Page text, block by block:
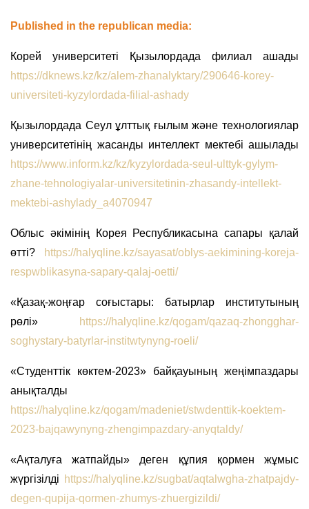
Published in the republican media:
Корей университеті Қызылордада филиал ашады
https://dknews.kz/kz/alem-zhanalyktary/290646-korey-
universiteti-kyzylordada-filial-ashady
Қызылордада Сеул ұлттық ғылым және технологиялар
университетінің жасанды интеллект мектебі ашылады
https://www.inform.kz/kz/kyzylordada-seul-ulttyk-gylym-
zhane-tehnologiyalar-universitetinin-zhasandy-intellekt-
mektebi-ashylady_a4070947
Облыс әкімінің Корея Республикасына сапары қалай
өтті?
https://halyqline.kz/sayasat/oblys-aekimining-koreja-
respwblikasyna-sapary-qalaj-oetti/
«Қазақ-жоңғар соғыстары: батырлар институтының
рөлі»
https://halyqline.kz/qogam/qazaq-zhongghar-
soghystary-batyrlar-institwtynyng-roeli/
«Студенттік көктем-2023» байқауының жеңімпаздары
анықталды
https://halyqline.kz/qogam/madeniet/stwdenttik-koektem-
2023-bajqawynyng-zhengimpazdary-anyqtaldy/
«Ақталуға жатпайды» деген құпия қормен жұмыс
жүргізілді https://halyqline.kz/sugbat/aqtalwgha-zhatpajdy-
degen-qupija-qormen-zhumys-zhuergizildi/